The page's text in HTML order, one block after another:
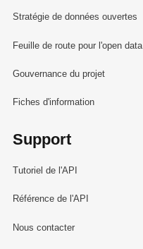
Stratégie de données ouvertes
Feuille de route pour l'open data
Gouvernance du projet
Fiches d'information
Support
Tutoriel de l'API
Référence de l'API
Nous contacter